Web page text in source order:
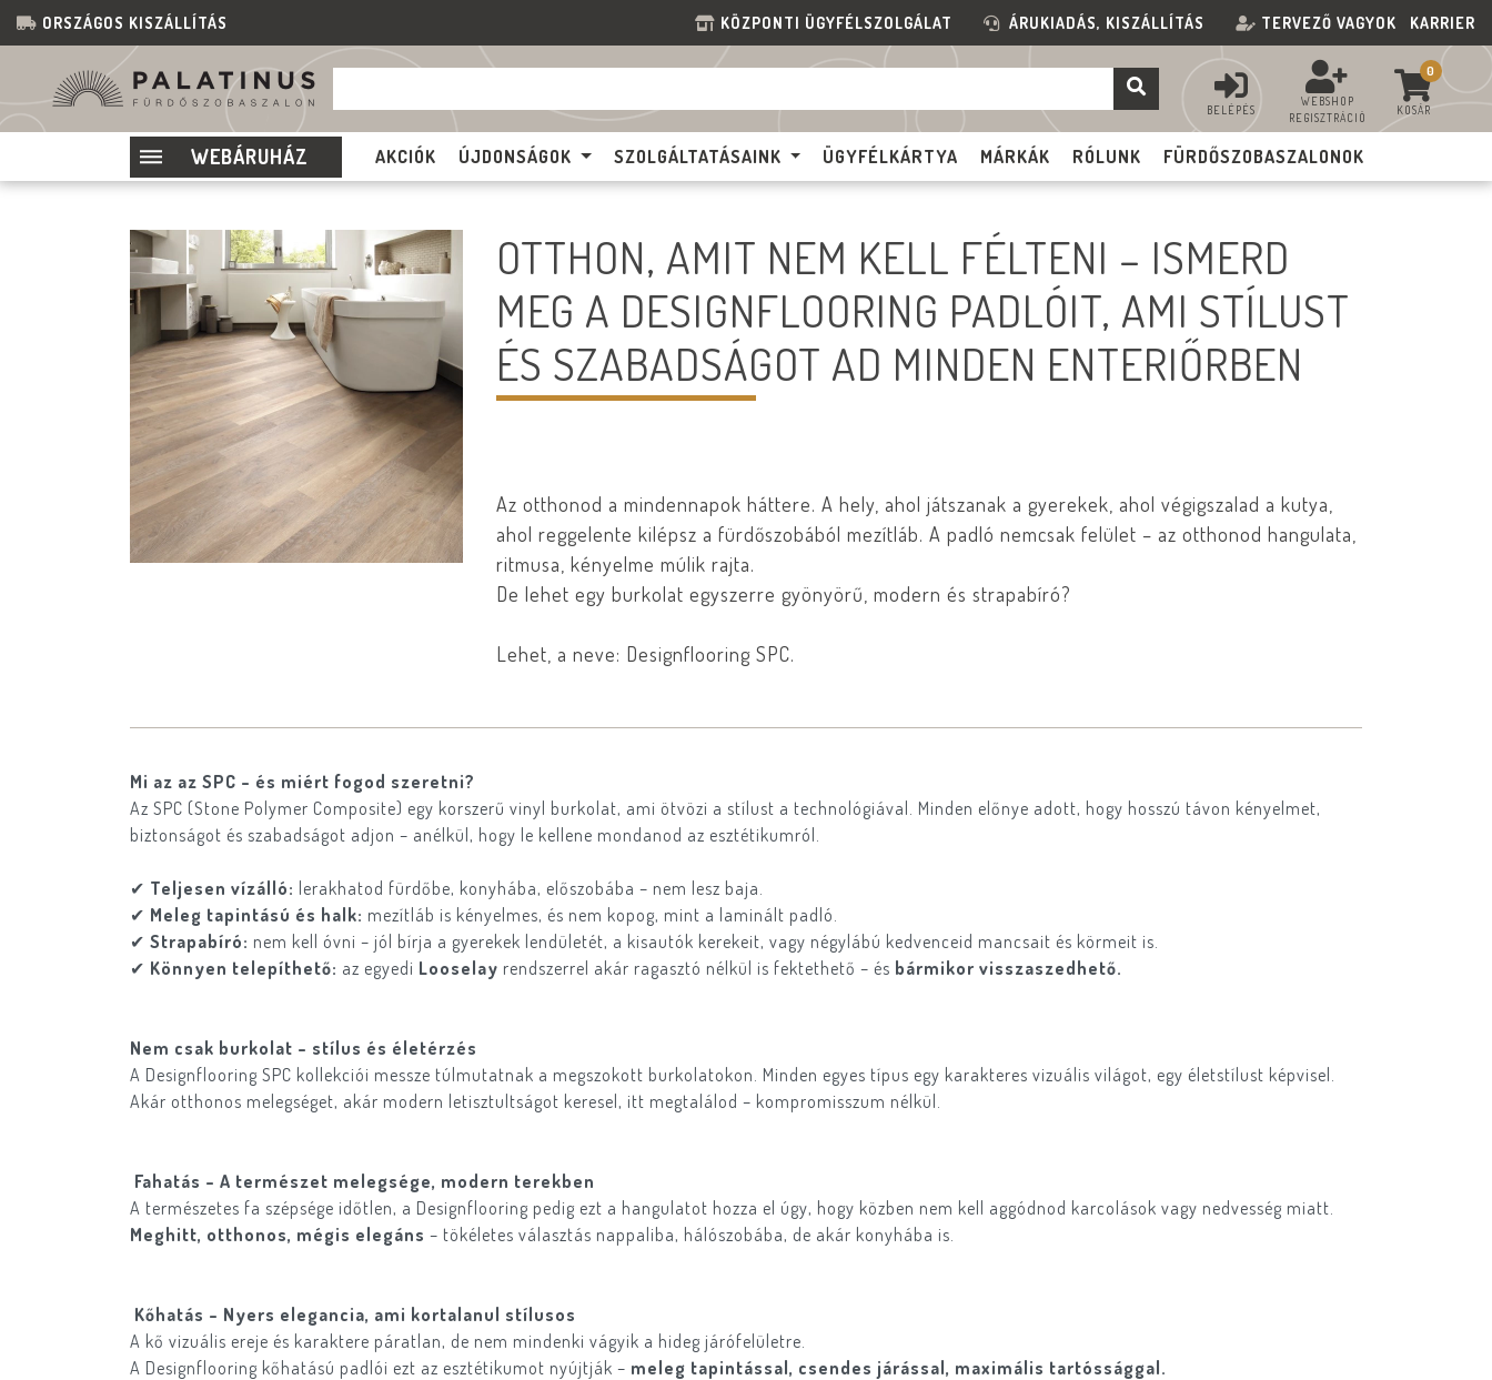
ORSZÁGOS KISZÁLLÍTÁS KÖZPONTI ÜGYFÉLSZOLGÁLAT ÁRUKIADÁS, KISZÁLLÍTÁS TERVEZŐ VAGYOK KARRIER
BELÉPÉS
WEBSHOP
REGISZTRÁCIÓ
0
KOSÁR
WEBÁRUHÁZ AKCIÓK ÚJDONSÁGOK SZOLGÁLTATÁSAINK ÜGYFÉLKÁRTYA MÁRKÁK RÓLUNK FÜRDŐSZOBASZALONOK
OTTHON, AMIT NEM KELL FÉLTENI – ISMERD
MEG A DESIGNFLOORING PADLÓIT, AMI STÍLUST
ÉS SZABADSÁGOT AD MINDEN ENTERIŐRBEN
Az otthonod a mindennapok háttere. A hely, ahol játszanak a gyerekek, ahol végigszalad a kutya,
ahol reggelente kilépsz a fürdőszobából mezítláb. A padló nemcsak felület – az otthonod hangulata,
ritmusa, kényelme múlik rajta.
De lehet egy burkolat egyszerre gyönyörű, modern és strapabíró?
Lehet, a neve: Designflooring SPC.
Mi az az SPC – és miért fogod szeretni?
Az SPC (Stone Polymer Composite) egy korszerű vinyl burkolat, ami ötvözi a stílust a technológiával. Minden előnye adott, hogy hosszú távon kényelmet,
biztonságot és szabadságot adjon – anélkül, hogy le kellene mondanod az esztétikumról.
✔ Teljesen vízálló: lerakhatod fürdőbe, konyhába, előszobába – nem lesz baja.
✔ Meleg tapintású és halk: mezítláb is kényelmes, és nem kopog, mint a laminált padló.
✔ Strapabíró: nem kell óvni – jól bírja a gyerekek lendületét, a kisautók kerekeit, vagy négylábú kedvenceid mancsait és körmeit is.
✔ Könnyen telepíthető: az egyedi Looselay rendszerrel akár ragasztó nélkül is fektethető – és bármikor visszaszedhető.
Nem csak burkolat – stílus és életérzés
A Designflooring SPC kollekciói messze túlmutatnak a megszokott burkolatokon. Minden egyes típus egy karakteres vizuális világot, egy életstílust képvisel.
Akár otthonos melegséget, akár modern letisztultságot keresel, itt megtalálod – kompromisszum nélkül.
Fahatás – A természet melegsége, modern terekben
A természetes fa szépsége időtlen, a Designflooring pedig ezt a hangulatot hozza el úgy, hogy közben nem kell aggódnod karcolások vagy nedvesség miatt.
Meghitt, otthonos, mégis elegáns – tökéletes választás nappaliba, hálószobába, de akár konyhába is.
Kőhatás – Nyers elegancia, ami kortalanul stílusos
A kő vizuális ereje és karaktere páratlan, de nem mindenki vágyik a hideg járófelületre.
A Designflooring kőhatású padlói ezt az esztétikumot nyújtják – meleg tapintással, csendes járással, maximális tartóssággal.